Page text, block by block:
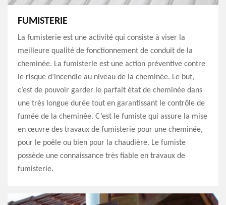
FUMISTERIE
La fumisterie est une activité qui consiste à viser la
meilleure qualité de fonctionnement de conduit de la
cheminée. La fumisterie est une action préventive contre
le risque d’incendie au niveau de la cheminée. Le but,
c’est de pouvoir garder le parfait état de cheminée dans
une très longue durée tout en garantissant le contrôle de
fumée de la cheminée. C’est le fumiste qui assure la mise
en œuvre des travaux de fumisterie pour une cheminée,
pour le poêle ou bien pour la chaudière. Le fumiste
possède une connaissance très fiable en travaux de
fumisterie.